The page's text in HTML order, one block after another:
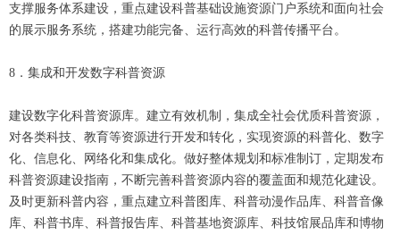
支撑服务体系建设，重点建设科普基础设施资源门户系统和面向社会
的展示服务系统，搭建功能完备、运行高效的科普传播平台。
8．集成和开发数字科普资源
建设数字化科普资源库。建立有效机制，集成全社会优质科普资源，
对各类科技、教育等资源进行开发和转化，实现资源的科普化、数字
化、信息化、网络化和集成化。做好整体规划和标准制订，定期发布
科普资源建设指南，不断完善科普资源内容的覆盖面和规范化建设。
及时更新科普内容，重点建立科普图库、科普动漫作品库、科普音像
库、科普书库、科普报告库、科普基地资源库、科技馆展品库和博物